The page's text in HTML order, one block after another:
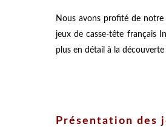
Nous avons profité de
jeux de casse-tête français
plus en détail à la
Présentation des